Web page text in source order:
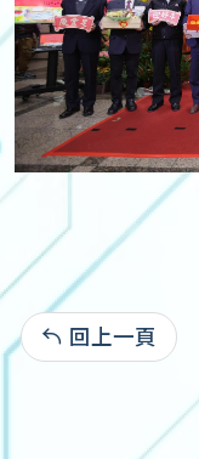
回上一頁